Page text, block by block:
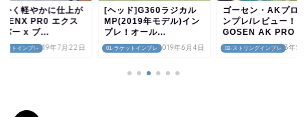
ットインプレ
かく軽やかに仕上が
TENX PR0 エクス
バー x ブ...
2019年7月22日 01-ラケットインプレ
[ヘッド]G360ラジカル
MP(2019年モデル)イン
プレ！オール...
2019年6月4日 02-ストリングインプレ
ゴーセン・AKプロ
ンプレ/レビュー！
GOSEN AK PRO
2023年5